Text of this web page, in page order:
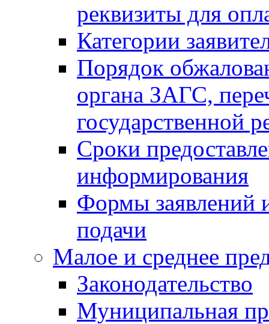
реквизиты для
Категории
Порядок
органа ЗАГС,
государственной
Сроки
информирования
Формы заявлений
подачи
Малое и среднее
Законодательство
Муниципальная